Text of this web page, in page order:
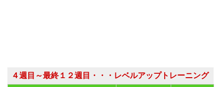
４週目～最終１２週目・・・レベルアップトレーニング